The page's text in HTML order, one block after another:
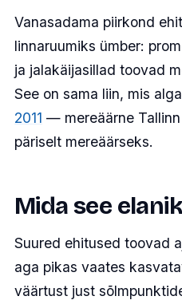
Vanasadama piirkond
linnaruumiks ümber:
ja jalakäijasillad toovad
See on sama liin, mis
2011 — mereäärne
päriselt mereäärseks.
Mida see
Suured ehitused toovad
aga pikas vaates
väärtust just